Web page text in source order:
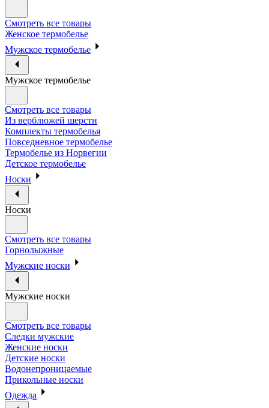
Смотреть все товары
Женское термобелье
Мужское термобелье
Мужское термобелье
Смотреть все товары
Из верблюжей шерсти
Комплекты термобелья
Повседневное термобелье
Термобелье из Норвегии
Детское термобелье
Носки
Носки
Смотреть все товары
Горнолыжные
Мужские носки
Мужские носки
Смотреть все товары
Следки мужские
Женские носки
Детские носки
Водонепроницаемые
Прикольные носки
Одежда